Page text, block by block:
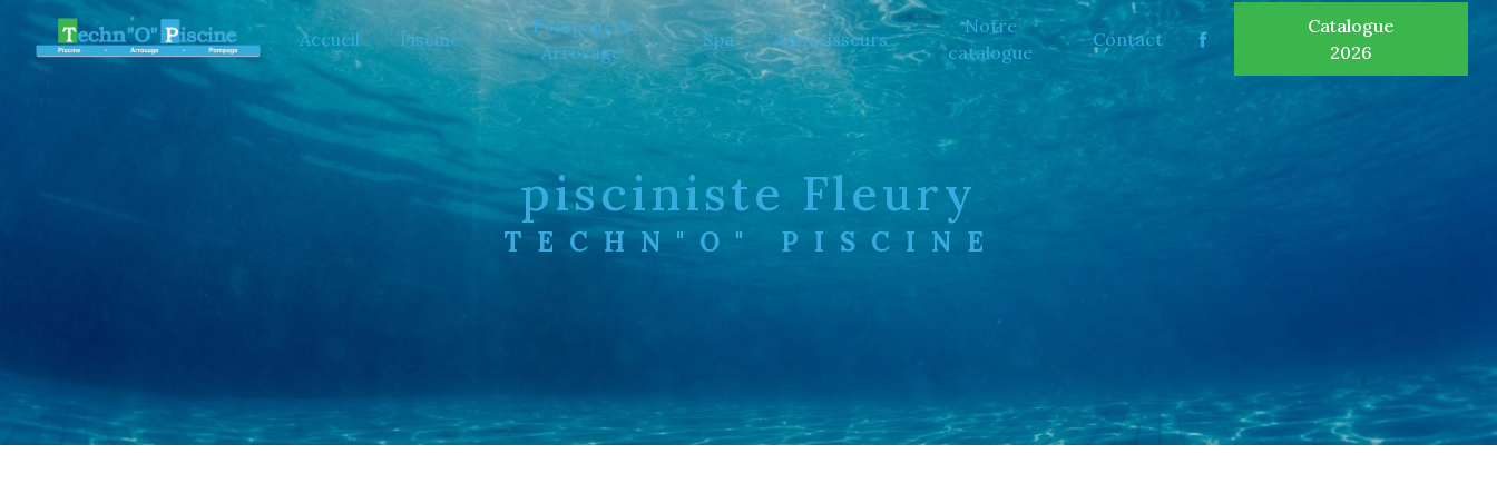
Accueil Piscine
Pompage &
Arrosage
Spa Adoucisseurs
Notre
catalogue
Contact
Catalogue
2026
pisciniste Fleury
TECHN"O" PISCINE
Panneau de gestion des cookies